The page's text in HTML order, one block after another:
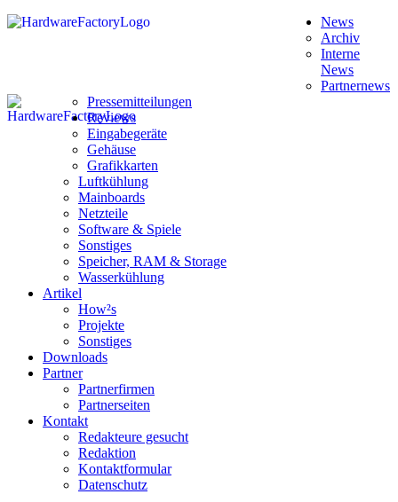
News
Archiv
Interne
News
Partnernews
Pressemitteilungen
Reviews
Eingabegeräte
Gehäuse
Grafikkarten
Luftkühlung
Mainboards
Netzteile
Software & Spiele
Sonstiges
Speicher, RAM & Storage
Wasserkühlung
Artikel
How²s
Projekte
Sonstiges
Downloads
Partner
Partnerfirmen
Partnerseiten
Kontakt
Redakteure gesucht
Redaktion
Kontaktformular
Datenschutz